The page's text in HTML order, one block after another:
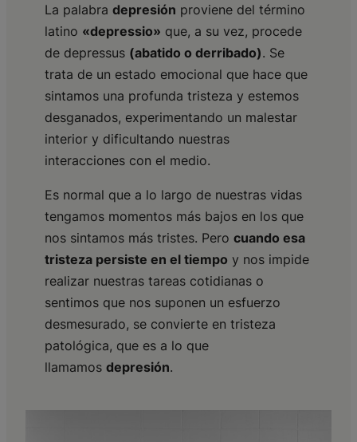
La palabra depresión proviene del término
latino «depressio» que, a su vez, procede
de depressus (abatido o derribado). Se
trata de un estado emocional que hace que
sintamos una profunda tristeza y estemos
desganados, experimentando un malestar
interior y dificultando nuestras
interacciones con el medio.
Es normal que a lo largo de nuestras vidas
tengamos momentos más bajos en los que
nos sintamos más tristes. Pero cuando esa
tristeza persiste en el tiempo y nos impide
realizar nuestras tareas cotidianas o
sentimos que nos suponen un esfuerzo
desmesurado, se convierte en tristeza
patológica, que es a lo que
llamamos depresión.